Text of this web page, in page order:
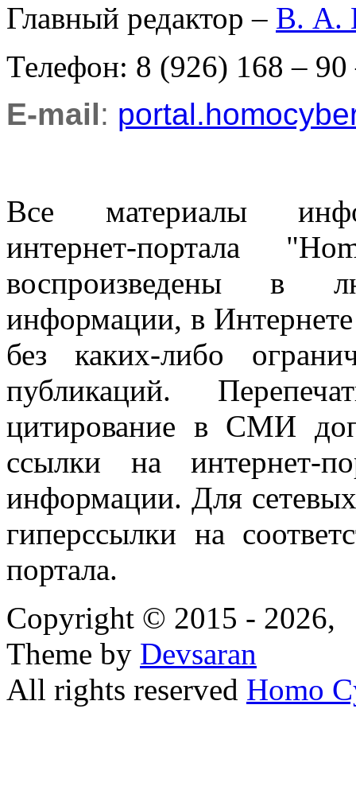
Главный редактор – В. А.
Телефон: 8 (926) 168 – 90
E-mail:
Все материалы
интернет-портала
воспроизведены в
информации, в
без каких-либо
публикаций.
цитирование в СМИ
ссылки на интернет-
информации. Для
гиперссылки на
портала.
Copyright © 2015 - 2026,
Theme by Devsaran
All rights reserved Homo